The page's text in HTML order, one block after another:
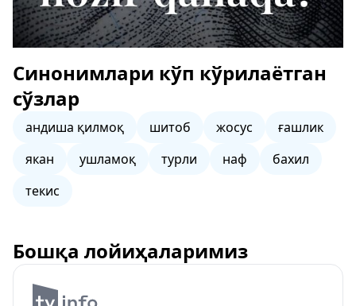
Синонимлари кўп кўрилаётган
сўзлар
андиша қилмоқ шитоб жосус
ғашлик
якан
ушламоқ турли наф
бахил
текис
Бошқа лойиҳаларимиз